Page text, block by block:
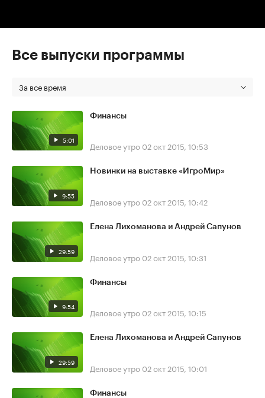
Все выпуски программы
За все время
5:01
Финансы
Деловое утро 02 окт 2015, 10:53
9:55
Новинки на выставке «ИгроМир»
Деловое утро 02 окт 2015, 10:42
29:59
Елена Лихоманова и Андрей Сапунов
Деловое утро 02 окт 2015, 10:31
9:54
Финансы
Деловое утро 02 окт 2015, 10:15
29:59
Елена Лихоманова и Андрей Сапунов
Деловое утро 02 окт 2015, 10:01
Финансы